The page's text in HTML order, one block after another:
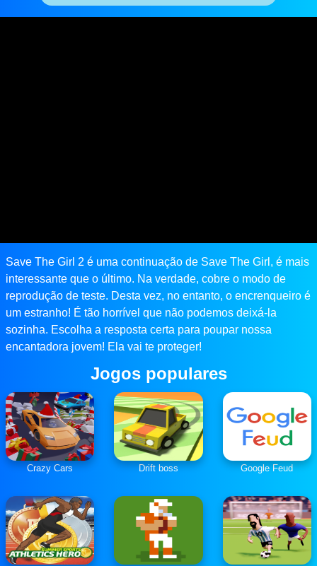
Save The Girl 2 é uma continuação de Save The Girl, é mais
interessante que o último. Na verdade, cobre o modo de
reprodução de teste. Desta vez, no entanto, o encrenqueiro é
um estranho! É tão horrível que não podemos deixá-la
sozinha. Escolha a resposta certa para poupar nossa
encantadora jovem! Ela vai te proteger!
Jogos populares
Crazy Cars Drift boss Google Feud